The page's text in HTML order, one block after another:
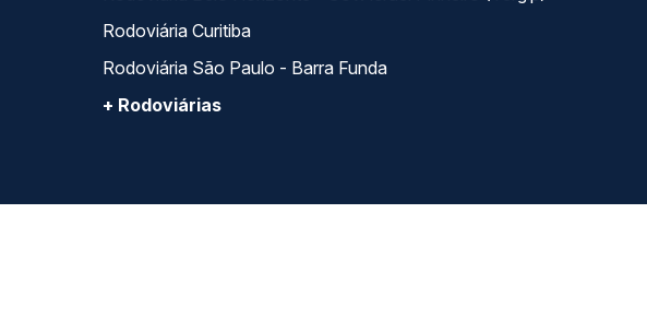
Rodoviária Curitiba
Rodoviária São Paulo - Barra Funda
+ Rodoviárias